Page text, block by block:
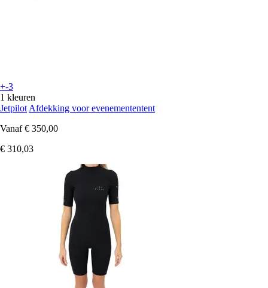
+-3
1 kleuren
Jetpilot Afdekking voor evenemententent
Vanaf € 350,00
€ 310,03